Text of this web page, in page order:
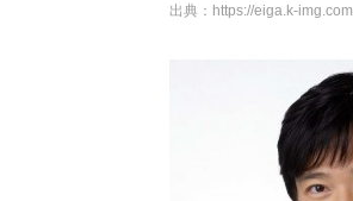
出典： https://eiga.k-img.com